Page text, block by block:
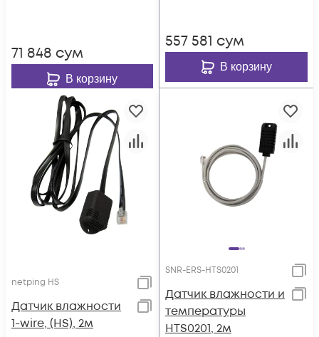
71 848 сум
В корзину
557 581 сум
В корзину
netping HS
Датчик влажности
1-wire, (HS), 2м
SNR-ERS-HTS0201
Датчик влажности и
температуры
HTS0201, 2м